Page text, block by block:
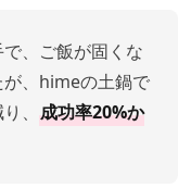
、ご飯が固くな
が、himeの土鍋で
、 成功率20%か